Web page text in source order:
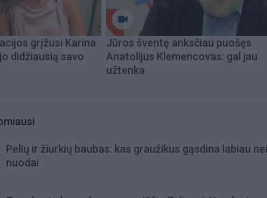
grįžusi Karina
didžiausią savo
Jūros šventę anksčiau puošęs
Anatolijus Klemencovas: gal jau
užtenka
Pelių ir žiurkių baubas: kas graužikus gąsdina labiau nei
nuodai